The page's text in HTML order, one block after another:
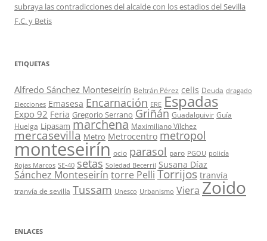
subraya las contradicciones del alcalde con los estadios del Sevilla
F.C. y Betis
ETIQUETAS
Alfredo Sánchez Monteseirín Beltrán Pérez celis Deuda dragado
Elecciones Emasesa Encarnación ERE Espadas
Expo 92 Feria Gregorio Serrano Griñán Guadalquivir Guía
Huelga Lipasam marchena Maximiliano Vílchez
mercasevilla Metro Metrocentro metropol
monteseirín ocio parasol paro PGOU policía
Rojas Marcos SE-40 setas Soledad Becerril Susana Díaz
Sánchez Monteseirín torre Pelli Torrijos tranvía
tranvía de sevilla Tussam Unesco Urbanismo Viera Zoido
ENLACES